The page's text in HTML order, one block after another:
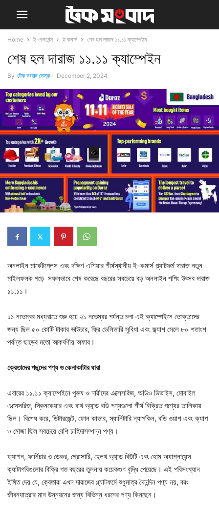
Home ই-গভর্নেন্স ই কমার্স শেষ হল দারাজ ১১.১১ ক্যাম্পেইন
শেষ হল দারাজ ১১.১১ ক্যাম্পেইন
By টেক সংবাদ ডেস্ক - December 2, 2024
অনলাইন মার্কেটপ্লেস এবং দক্ষিণ এশিয়ার শীর্ষস্থানীয় ই-কমার্স প্ল্যাটফর্ম দারাজ নতুন
মাইলফলক গড়ে সফলভাবে শেষ করেছে বছরের সবচেয়ে বড় অনলাইন শপিং উৎসব দারাজ
১১.১১।
১১ নভেম্বর মধ্যরাতে শুরু হয়ে ২১ নভেম্বর পর্যন্ত চলা এই ক্যাম্পেইনে ভোক্তাদের
জন্য ছিল ৫০ কোটি টাকার ভাউচার, ফ্রি ডেলিভারি সুবিধা এবং ফ্ল্যাশ সেলে ৮০ শতাংশ
পর্যন্ত ছাড়ের মতো আকর্ষণীয় অফার।
ক্রেতাদের পছন্দের পণ্য ও কেনাকাটার ধারা
এবারের ১১.১১ ক্যাম্পেইনে পুরুষ ও নারীদের এক্সেসরিজ, অডিও ডিভাইস, মোবাইল
এক্সেসরিজ, স্কিনকেয়ার এবং বাথ অ্যান্ড বডি পণ্যগুলো শীর্ষ বিক্রিত পণ্যের তালিকায়
ছিল। বিশেষ করে, ডিটারজেন্ট, ফোন কাভার, স্যানিটারি ন্যাপকিন, বডি ওয়াশ এবং ক্যাপ
ও মোজা ছিল সবচেয়ে বেশি চাহিদাসম্পন্ন পণ্য।
ফ্যাশন, ফার্নিচার ও ডেকর, গ্রোসারি, হেলথ অ্যান্ড বিউটি এবং হোম অ্যাপ্লায়েন্স
ক্যাটাগরিগুলোর বিক্রি গত বছরের তুলনায় কয়েকগুণ বৃদ্ধি পেয়েছে। এই পরিসংখ্যান
ইঙ্গিত দেয় যে, ক্রেতারা এখন দারাজের প্ল্যাটফর্মে শুধুমাত্র দৈনন্দিন পণ্য নয়, বরং
জীবনযাত্রার মান উন্নয়নের জন্য বিভিন্ন ধরনের পণ্য কিনছেন।